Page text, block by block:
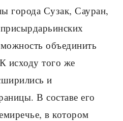
города Сузак, Сауран,
объединить
исходу того же
и
В составе его
в котором